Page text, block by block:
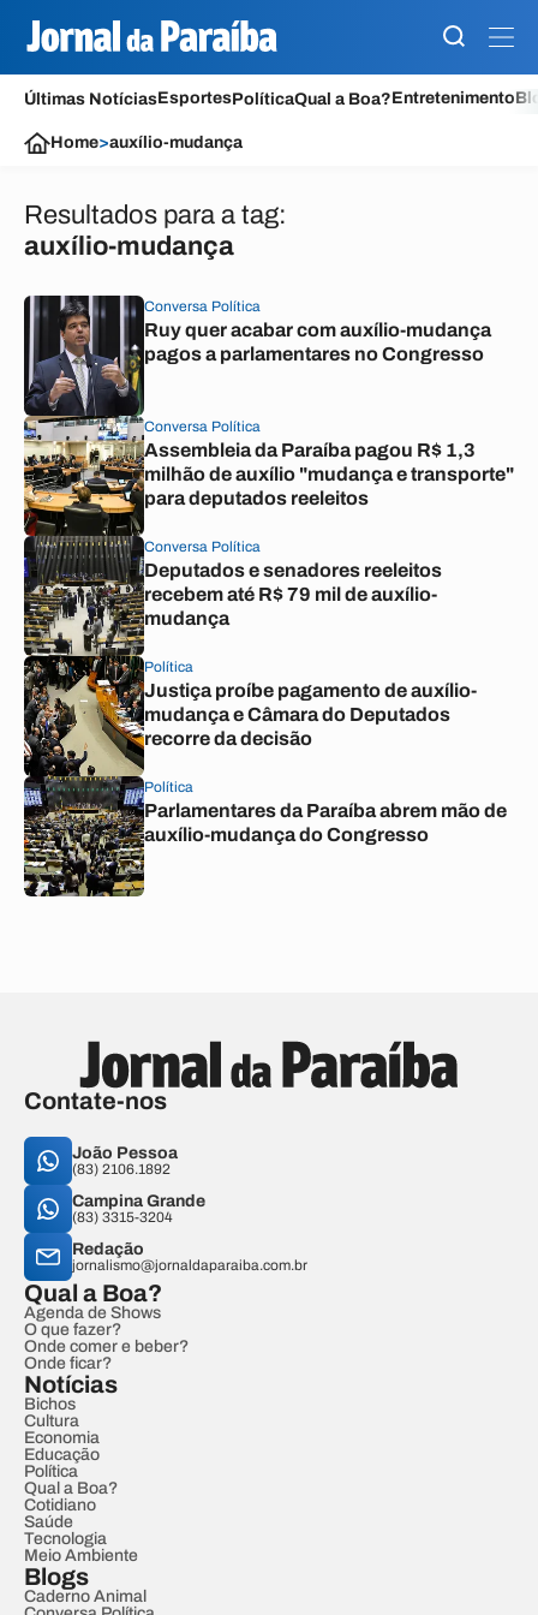
Últimas NotíciasEsportesPolíticaQual a Boa?Entretenimento
Home>auxílio-mudança
Resultados para a tag:
auxílio-mudança
Conversa Política
Ruy quer acabar com auxílio-mudança
pagos a parlamentares no Congresso
Conversa Política
Assembleia da Paraíba pagou R$ 1,3
milhão de auxílio "mudança e transporte"
para deputados reeleitos
Conversa Política
Deputados e senadores reeleitos
recebem até R$ 79 mil de auxílio-
mudança
Política
Justiça proíbe pagamento de auxílio-
mudança e Câmara do Deputados
recorre da decisão
Política
Parlamentares da Paraíba abrem mão de
auxílio-mudança do Congresso
Contate-nos
João Pessoa
(83) 2106.1892
Campina Grande
(83) 3315-3204
Redação
jornalismo@jornaldaparaiba.com.br
Qual a Boa?
Agenda de Shows
O que fazer?
Onde comer e beber?
Onde ficar?
Notícias
Bichos
Cultura
Economia
Educação
Política
Qual a Boa?
Cotidiano
Saúde
Tecnologia
Meio Ambiente
Blogs
Caderno Animal